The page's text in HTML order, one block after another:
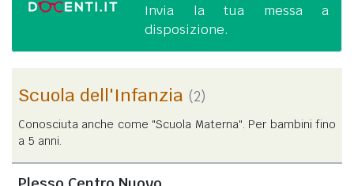
Invia la tua messa a
disposizione.
Scuola dell'Infanzia (2)
Conosciuta anche come "Scuola Materna". Per bambini fino
a 5 anni.